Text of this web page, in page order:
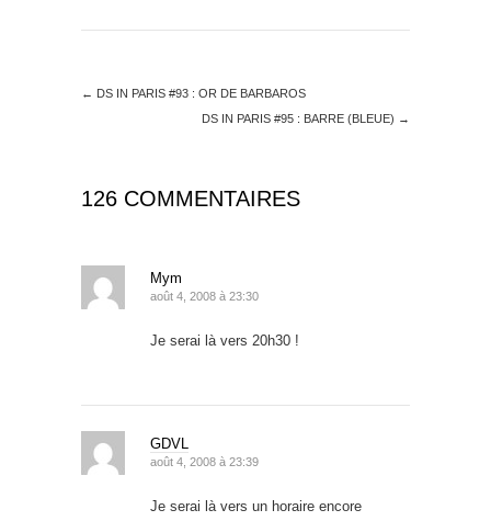
← DS IN PARIS #93 : OR DE BARBAROS
DS IN PARIS #95 : BARRE (BLEUE) →
126 COMMENTAIRES
Mym
août 4, 2008 à 23:30
Je serai là vers 20h30 !
GDVL
août 4, 2008 à 23:39
Je serai là vers un horaire encore